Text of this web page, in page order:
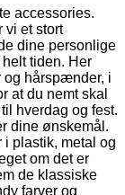
accessories.
vi et stort
dine personlige
tiden. Her
og hårspænder, i
at du nemt skal
hverdag og fest.
dine ønskemål.
plastik, metal og
om det er
de klassiske
farver og